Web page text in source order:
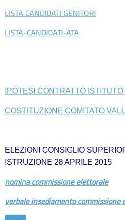
Servizi
ORIENTAMENTO
Contatti
Segreteria
–
LISTA CANDIDATI GENITORI
LISTA-CANDIDATI-ATA
IPOTESI CONTRATTO
COSTITUZIONE COMITATO
ELEZIONI CONSIGLIO
ISTRUZIONE 28 APRILE 2015
nomina commissione elettorale
verbale insediamento commissione